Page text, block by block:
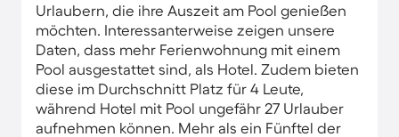
Urlaubern, die ihre Auszeit am Pool genießen
möchten. Interessanterweise zeigen unsere
Daten, dass mehr Ferienwohnung mit einem
Pool ausgestattet sind, als Hotel. Zudem bieten
diese im Durchschnitt Platz für 4 Leute,
während Hotel mit Pool ungefähr 27 Urlauber
aufnehmen können. Mehr als ein Fünftel der